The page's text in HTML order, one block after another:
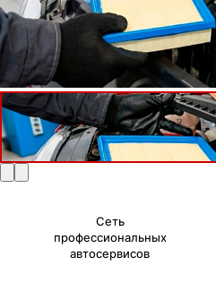
Сеть
профессиональных
автосервисов